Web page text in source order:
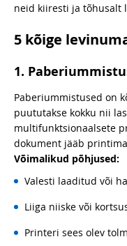
neid kiiresti ja tõhusalt
5 kõige
1.
Paberiummistused on
puututakse kokku nii
multifunktsionaalsete
dokument jääb
Võimalikud põhjused:
Valesti laaditud või
Liiga niiske või
Printeri sees olev